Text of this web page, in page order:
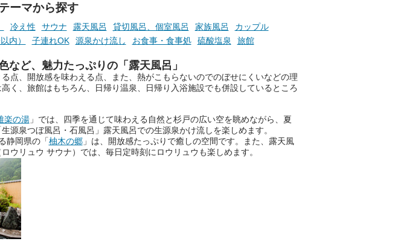
りの温まった心のまま相談でき
たら素敵ですよね。
ニフティ温泉の「占いベンチ」
は、そんなあなたの心のつぶや
とができるサービスです。
ーマから探す
冷え性 サウナ 露天風呂 貸切風呂、個室風呂 家族風呂
カップル
内） 子連れOK 源泉かけ流し お食事・食事処 硫酸塩泉 旅館
など、魅力たっぷりの「露天風呂」
点、開放感を味わえる点、また、熱がこもらないのでのぼせにくいなどの理
く、旅館はもちろん、日帰り温泉、日帰り入浴施設でも併設しているところ
楽の湯」では、四季を通じて味わえる自然と杉戸の広い空を眺めながら、夏
源泉つぼ風呂・石風呂」露天風呂での生源泉かけ流しを楽しめます。
静岡県の「柚木の郷」は、開放感たっぷりで癒しの空間です。また、露天風
ウリュウ サウナ）では、毎日定時刻にロウリュウも楽しめます。